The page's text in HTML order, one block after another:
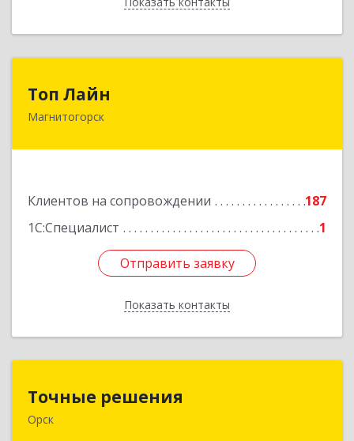
Топ Лайн
Магнитогорск
Клиентов на сопровождении
187
1С:Специалист
1
Отправить заявку
Показать контакты
454000, Челябинская обл, Магнитогорск г,
Отправить заявку
Назад
Точные решения
Орск